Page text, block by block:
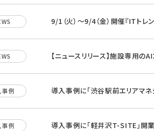
9/1（火）～9/4（金）開催『ITト
【ニュースリリース】施設専用の
事例 導入事例に「渋谷駅前エリアマネ
事例 導入事例に「軽井沢T-SITE」開